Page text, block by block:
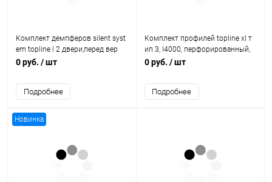
Комплект демпферов silent syst
em topline l 2 двери,перед вер
х.пан., без огр. хода,закрыт., r
0 руб. / шт
Подробнее
Комплект профилей topline xl т
ип 3, l4000, перфорированный,
алюминий 9191157 Hettich
0 руб. / шт
Подробнее
Новинка